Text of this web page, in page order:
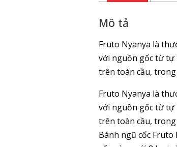
Mô tả
Fruto Nyanya là
với nguồn gốc từ tự
trên toàn cầu, trong
Fruto Nyanya là
với nguồn gốc từ tự
trên toàn cầu, trong
Bánh ngũ cốc